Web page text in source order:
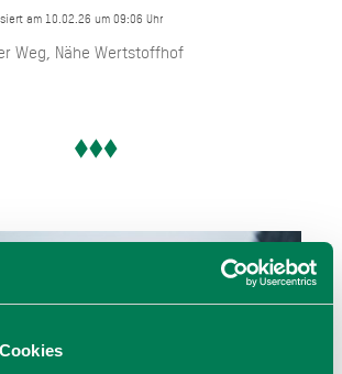
am 10.02.26 um 09:06 Uhr
Weg, Nähe Wertstoffhof